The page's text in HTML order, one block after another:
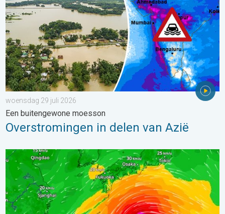
woensdag 29 juli 2026
Een buitengewone moesson
Overstromingen in delen van Azië
Tyfoon Dolphin op weg naar Japan. Veel regen en wind. . .